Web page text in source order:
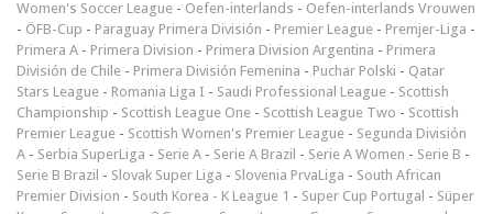
Women's Soccer League - Oefen-interlands - Oefen-interlands Vrouwen
- ÖFB-Cup - Paraguay Primera División - Premier League - Premjer-Liga -
Primera A - Primera Division - Primera Division Argentina - Primera
División de Chile - Primera División Femenina - Puchar Polski - Qatar
Stars League - Romania Liga I - Saudi Professional League - Scottish
Championship - Scottish League One - Scottish League Two - Scottish
Premier League - Scottish Women's Premier League - Segunda División
A - Serbia SuperLiga - Serie A - Serie A Brazil - Serie A Women - Serie B -
Serie B Brazil - Slovak Super Liga - Slovenia PrvaLiga - South African
Premier Division - South Korea - K League 1 - Super Cup Portugal - Süper